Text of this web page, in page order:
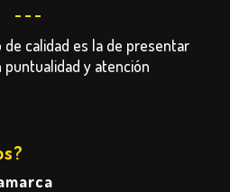
calidad es la de presentar
puntualidad y atención